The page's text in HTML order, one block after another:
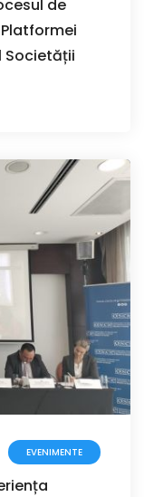
de
Societății
EVENIMENTE